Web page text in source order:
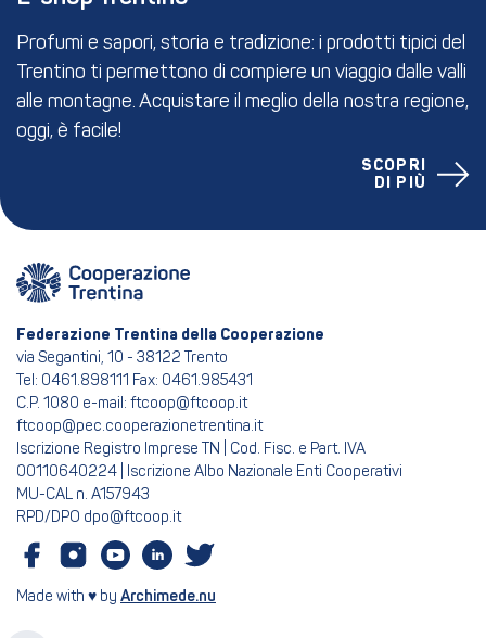
Profumi e sapori, storia e tradizione: i prodotti tipici del
Trentino ti permettono di compiere un viaggio dalle valli
alle montagne. Acquistare il meglio della nostra regione,
oggi, è facile!
SCOPRI
DI PIÙ
Federazione Trentina della Cooperazione
via Segantini, 10 - 38122 Trento
Tel: 0461.898111 Fax: 0461.985431
C.P. 1080 e-mail: ftcoop@ftcoop.it
ftcoop@pec.cooperazionetrentina.it
Iscrizione Registro Imprese TN | Cod. Fisc. e Part. IVA
00110640224 | Iscrizione Albo Nazionale Enti Cooperativi
MU-CAL n. A157943
RPD/DPO dpo@ftcoop.it
Made with ♥ by Archimede.nu